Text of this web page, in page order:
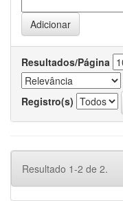
Resultados/Página
Registro(s)
Resultado 1-2 de 2.